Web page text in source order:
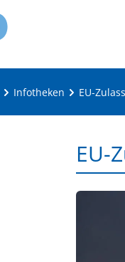
Infotheken EU-
EU-